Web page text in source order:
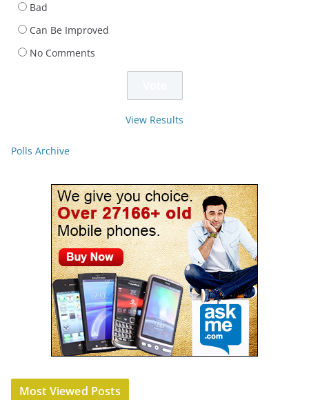
Bad
Can Be Improved
No Comments
View Results
Polls Archive
Most Viewed Posts